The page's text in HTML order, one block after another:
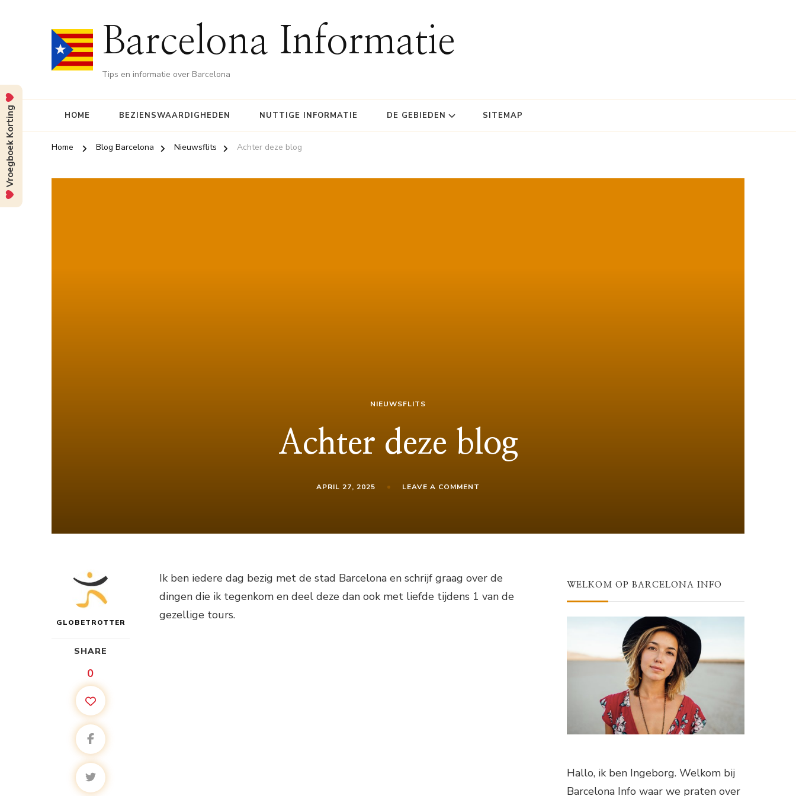
Barcelona Informatie
Tips en informatie over Barcelona
HOME BEZIENSWAARDIGHEDEN NUTTIGE INFORMATIE DE GEBIEDEN SITEMAP
Home Blog Barcelona Nieuwsflits Achter deze blog
NIEUWSFLITS
Achter deze blog
APRIL 27, 2025 LEAVE A COMMENT
GLOBETROTTER
SHARE
0
Ik ben iedere dag bezig met de stad Barcelona en schrijf graag over de
dingen die ik tegenkom en deel deze dan ook met liefde tijdens 1 van de
gezellige tours.
WELKOM OP BARCELONA INFO
Hallo, ik ben Ingeborg. Welkom bij
Barcelona Info waar we praten over
Vroegboek Korting